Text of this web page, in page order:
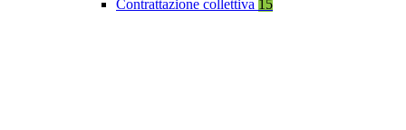
Contrattazione collettiva 15